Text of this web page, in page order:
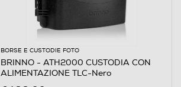
BORSE E CUSTODIE FOTO
BRINNO - ATH2000 CUSTODIA CON
ALIMENTAZIONE TLC-Nero